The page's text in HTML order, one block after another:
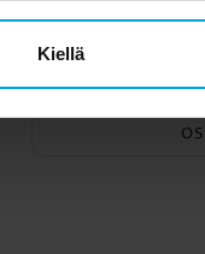
Kiellä
Hinta